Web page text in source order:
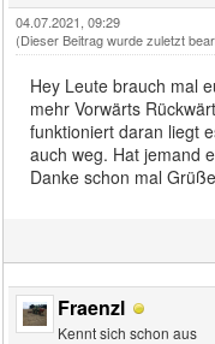
04.07.2021, 09:29
(Dieser Beitrag wurde zuletzt
Hey Leute brauch mal
mehr Vorwärts
funktioniert daran liegt
auch weg. Hat jemand
Danke schon mal
Fraenzl
Kennt sich schon aus